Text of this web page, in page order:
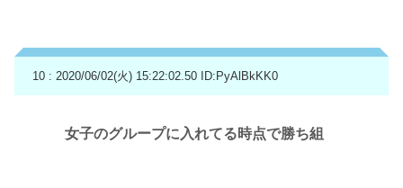
10 : 2020/06/02(火) 15:22:02.50 ID:PyAlBkKK0
女子のグループに入れてる時点で勝ち組